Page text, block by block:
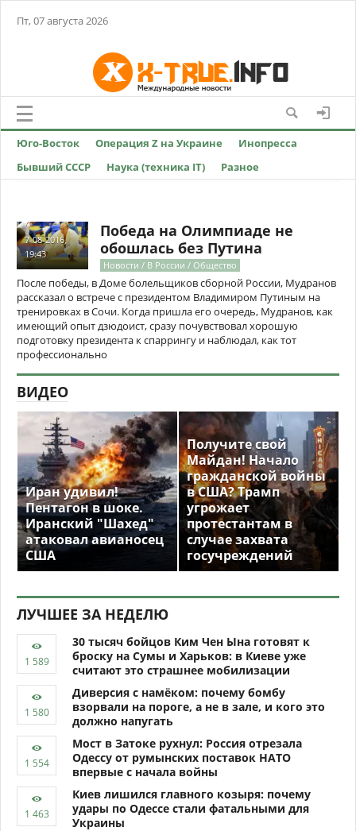
Пт, 07 августа 2026
Юго-Восток Операция Z на Украине
Инопресса
Бывший СССР
Наука (техника IT) Разное
7-08-2016,
19:43
Победа на Олимпиаде не
обошлась без Путина
Новости / В России / Общество
После победы, в Доме болельщиков сборной России, Мудранов
рассказал о встрече с президентом Владимиром Путиным на
тренировках в Сочи. Когда пришла его очередь, Мудранов, как
имеющий опыт дзюдоист, сразу почувствовал хорошую
подготовку президента к спаррингу и наблюдал, как тот
профессионально
ВИДЕО
Иран удивил!
Пентагон в шоке.
Иранский "Шахед"
атаковал авианосец
США
Получите свой
Майдан! Начало
гражданской войны
в США? Трамп
угрожает
протестантам в
случае захвата
госучреждений
ЛУЧШЕЕ ЗА НЕДЕЛЮ
30 тысяч бойцов Ким Чен Ына готовят к
броску на Сумы и Харьков: в Киеве уже
считают это страшнее мобилизации
Диверсия с намёком: почему бомбу
взорвали на пороге, а не в зале, и кого это
должно напугать
Мост в Затоке рухнул: Россия отрезала
Одессу от румынских поставок НАТО
впервые с начала войны
Киев лишился главного козыря: почему
удары по Одессе стали фатальными для
Украины